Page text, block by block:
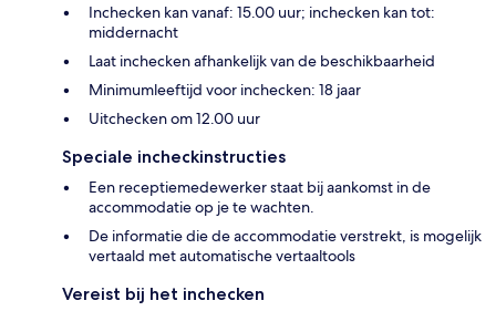
Inchecken kan vanaf: 15.00 uur; inchecken kan tot:
middernacht
Laat inchecken afhankelijk van de beschikbaarheid
Minimumleeftijd voor inchecken: 18 jaar
Uitchecken om 12.00 uur
Speciale incheckinstructies
Een receptiemedewerker staat bij aankomst in de
accommodatie op je te wachten.
De informatie die de accommodatie verstrekt, is mogelijk
vertaald met automatische vertaaltools
Vereist bij het inchecken